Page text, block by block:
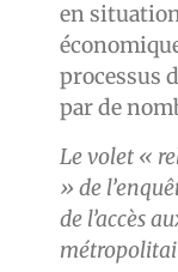
en
processus
par de
Le volet «
» de
de l’accès